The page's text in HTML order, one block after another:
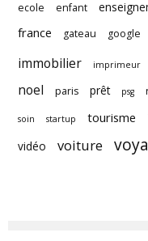
ecole enfant
france
gateau google
immobilier imprimeur
noel paris prêt psg
soin startup tourisme
vidéo
voiture